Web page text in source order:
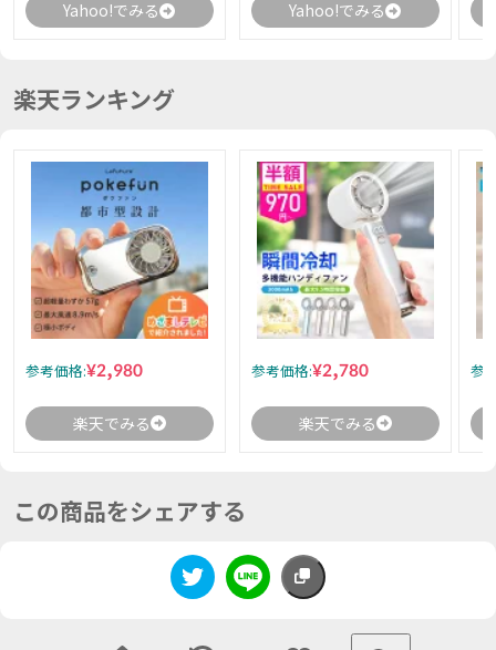
Yahoo!でみる Yahoo!でみる
楽天ランキング
参考価格:¥2,980
楽天でみる
参考価格:¥2,780
楽天でみる
参
この商品をシェアする